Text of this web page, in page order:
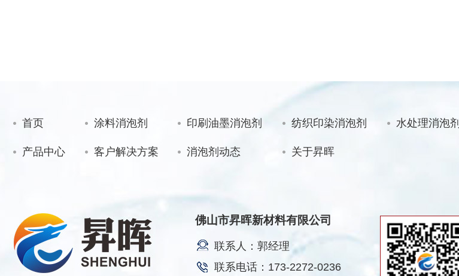
首页 涂料消泡剂 印刷油墨消泡剂 纺织印染消泡剂 水处理消泡剂
产品中心 客户解决方案 消泡剂动态 关于昇晖
佛山市昇晖新材料有限公司
联系人：郭经理
联系电话：173-2272-0236